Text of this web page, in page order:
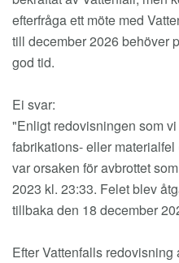
efterfråga ett möte med
till december 2026 behöver
god tid.
Ei svar:
"Enligt redovisningen som
fabrikations- eller
var orsaken för avbrottet
2023 kl. 23:33. Felet blev
tillbaka den 18 december
Efter Vattenfalls